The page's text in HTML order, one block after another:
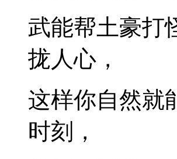
武能帮土豪打
拢人心，
这样你自然就
时刻，